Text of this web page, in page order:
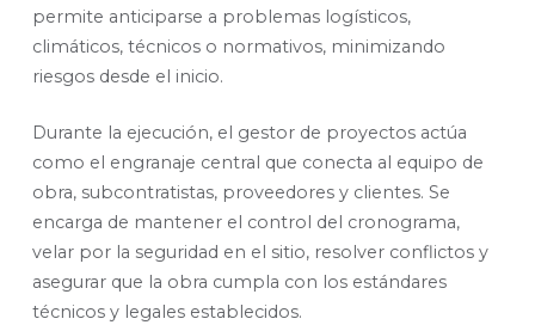
permite anticiparse a problemas logísticos,
climáticos, técnicos o normativos, minimizando
riesgos desde el inicio.
Durante la ejecución, el gestor de proyectos actúa
como el engranaje central que conecta al equipo de
obra, subcontratistas, proveedores y clientes. Se
encarga de mantener el control del cronograma,
velar por la seguridad en el sitio, resolver conflictos y
asegurar que la obra cumpla con los estándares
técnicos y legales establecidos.